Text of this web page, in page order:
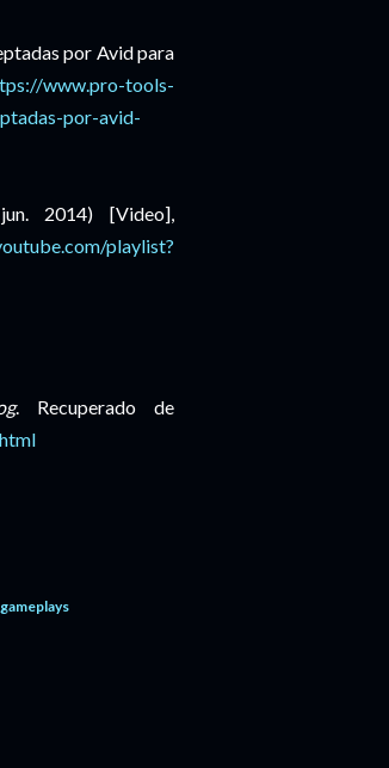
por Avid para
www.pro-tools-
por-avid-
2014) [Video],
playlist?
. Recuperado de